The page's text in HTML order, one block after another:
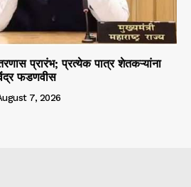
प्रारंभ; प्रत्येक पात्र शेतकऱ्यांना
फडणवीस
7, 2026